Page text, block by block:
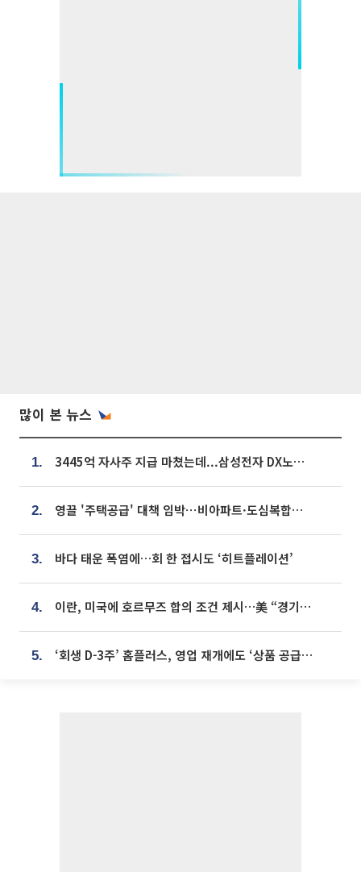
많이 본 뉴스
1. 3445억 자사주 지급 마쳤는데...삼성전자 DX노조, 뒤늦은 '떼쓰기 집회'
2. 영끌 '주택공급' 대책 임박⋯비아파트·도심복합까지 총동원
3. 바다 태운 폭염에…회 한 접시도 ‘히트플레이션’
4. 이란, 미국에 호르무즈 합의 조건 제시…美 “경기 아직 안 끝나” [종합]
5. ‘회생 D-3주’ 홈플러스, 영업 재개에도 ‘상품 공급망’ 복구가 생존 관건